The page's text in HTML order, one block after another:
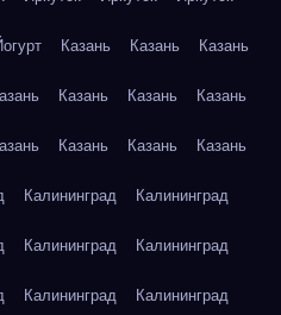
Казань Казань Казань
Казань Казань Казань
Казань Казань Казань
Калининград Калининград
Калининград Калининград
Калининград Калининград